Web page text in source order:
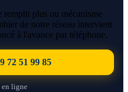
remplit plus ou mécanisme
de notre réseau intervient
à l'avance par téléphone.
72 51 99 85
en ligne